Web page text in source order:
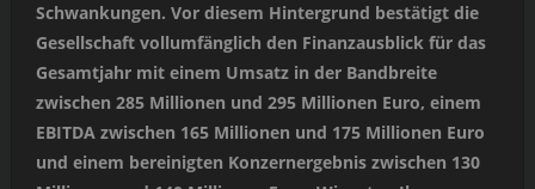
Schwankungen. Vor diesem Hintergrund bestätigt die
Gesellschaft vollumfänglich den Finanzausblick für das
Gesamtjahr mit einem Umsatz in der Bandbreite
zwischen 285 Millionen und 295 Millionen Euro, einem
EBITDA zwischen 165 Millionen und 175 Millionen Euro
und einem bereinigten Konzernergebnis zwischen 130